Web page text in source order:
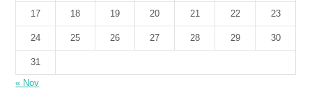
17 18 19 20 21 22 23
24 25 26 27 28 29 30
31
« Nov